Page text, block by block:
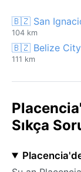
🇧🇿 San
104 km
🇧🇿 Belize City
111 km
Sıkça